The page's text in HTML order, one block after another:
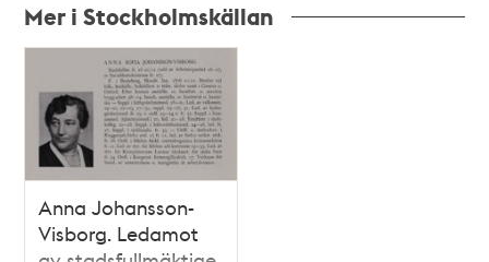
Mer i Stockholmskällan
Relaterade
och
teman
Anna Johansson-
Visborg. Ledamot